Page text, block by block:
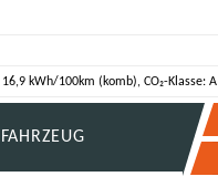
kWh/100km (komb), CO₂-Klasse: A